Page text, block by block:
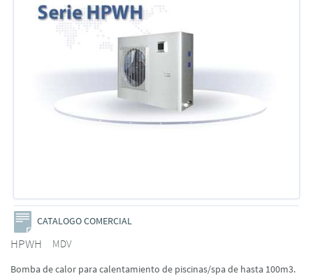
CATALOGO COMERCIAL
HPWH MDV
Bomba de calor para calentamiento de piscinas/spa de hasta 100m3.